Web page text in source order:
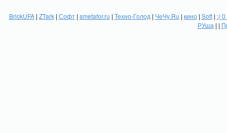
BrickUFA| ZTark| Софт| smetafor.ru | Техно-Голод | ЧеЧу.Ru | кино| Soft| :(
РУша | |